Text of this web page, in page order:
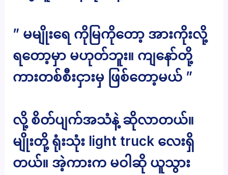
” မမျိုးရေ ကိုမြကိုတော့ အားကိုးလို့
ရတော့မှာ မဟုတ်ဘူး။ ကျနော်တို့
ကားတစ်စီးငှားမှ ဖြစ်တော့မယ် ”
လို့ စိတ်ပျက်အသံနဲ့ ဆိုလာတယ်။
မျိုးတို့ ရုံးသုံး light truck လေးရှိ
တယ်။ အဲ့ကားက မဝါဆို ယူသွား